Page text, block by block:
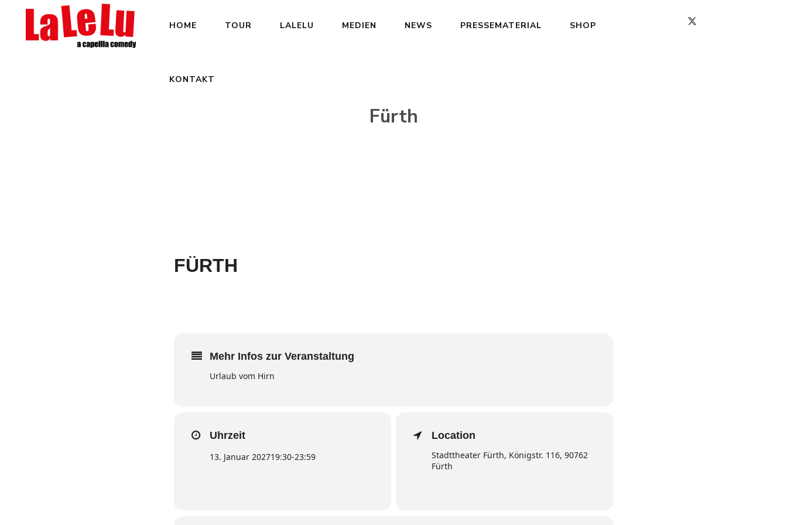
HOME TOUR LALELU MEDIEN NEWS PRESSEMATERIAL SHOP
KONTAKT
Fürth
FÜRTH
Mehr Infos zur Veranstaltung
Urlaub vom Hirn
Uhrzeit
13. Januar 202719:30-23:59
Location
Stadttheater Fürth, Königstr. 116, 90762
Fürth